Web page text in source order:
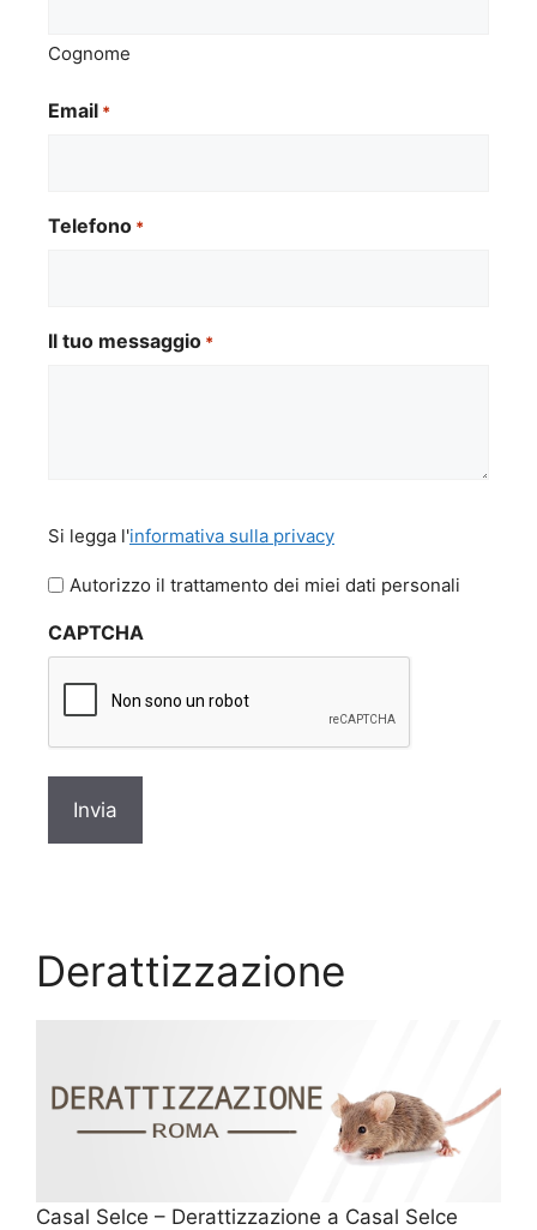
Cognome
Email *
Telefono *
Il tuo messaggio *
legga
l'informativa
privacy
Si legga l'informativa sulla privacy
Autorizzo il trattamento dei miei dati personali
CAPTCHA
Derattizzazione
Casal Selce – Derattizzazione a Casal Selce